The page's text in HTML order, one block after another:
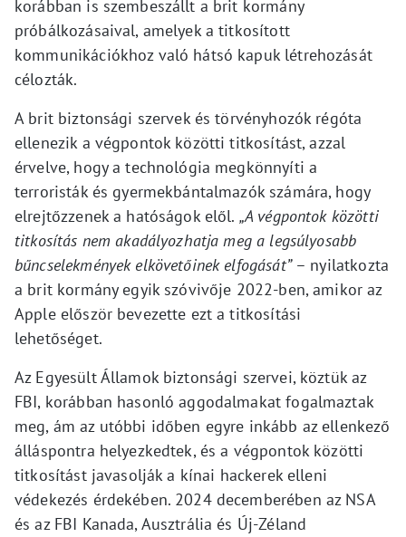
korábban is szembeszállt a brit kormány
próbálkozásaival, amelyek a titkosított
kommunikációkhoz való hátsó kapuk létrehozását
célozták.
A brit biztonsági szervek és törvényhozók régóta
ellenezik a végpontok közötti titkosítást, azzal
érvelve, hogy a technológia megkönnyíti a
terroristák és gyermekbántalmazók számára, hogy
elrejtőzzenek a hatóságok elől. „A végpontok közötti
titkosítás nem akadályozhatja meg a legsúlyosabb
bűncselekmények elkövetőinek elfogását”– nyilatkozta
a brit kormány egyik szóvivője 2022-ben, amikor az
Apple először bevezette ezt a titkosítási
lehetőséget.
Az Egyesült Államok biztonsági szervei, köztük az
FBI, korábban hasonló aggodalmakat fogalmaztak
meg, ám az utóbbi időben egyre inkább az ellenkező
álláspontra helyezkedtek, és a végpontok közötti
titkosítást javasolják a kínai hackerek elleni
védekezés érdekében. 2024 decemberében az NSA
és az FBI Kanada, Ausztrália és Új-Zéland